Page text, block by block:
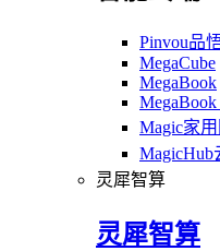
Pinvou品
MegaCube
MegaBook
Magic家
MagicHub
灵犀智算
灵犀智算